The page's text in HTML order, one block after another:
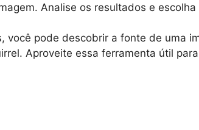
Analise os resultados e
você pode descobrir a fonte de uma
Aproveite essa ferramenta útil